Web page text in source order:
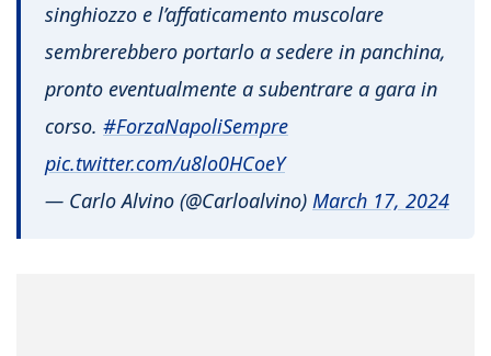
singhiozzo e l’affaticamento muscolare
sembrerebbero portarlo a sedere in panchina,
pronto eventualmente a subentrare a gara in
corso. #ForzaNapoliSempre
pic.twitter.com/u8lo0HCoeY
— Carlo Alvino (@Carloalvino) March 17, 2024